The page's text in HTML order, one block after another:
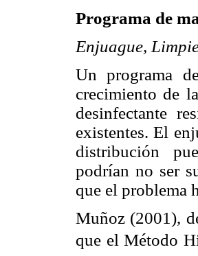
Programa de
Enjuague,
Un programa
crecimiento de
desinfectante
existentes. El
distribución
podrían no ser
que el problema
Muñoz (2001),
que el Método